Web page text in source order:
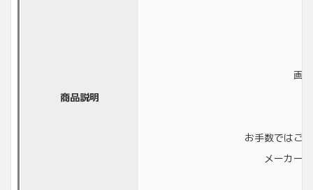
商品説明
画
お手数ではご
メーカー